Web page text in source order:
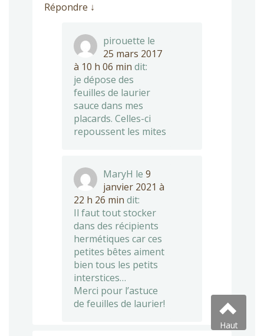
Répondre ↓
pirouette le
25 mars 2017
à 10 h 06 min dit:
je dépose des
feuilles de laurier
sauce dans mes
placards. Celles-ci
repoussent les mites
MaryH le 9
janvier 2021 à
22 h 26 min dit:
Il faut tout stocker
dans des récipients
hermétiques car ces
petites bêtes aiment
bien tous les petits
interstices…
Merci pour l’astuce
de feuilles de laurier!
Haut